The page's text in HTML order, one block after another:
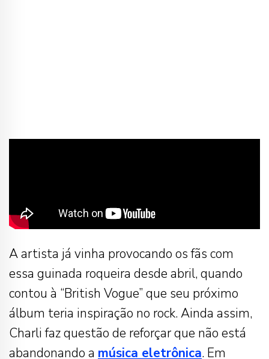
A artista já vinha provocando os fãs com
essa guinada roqueira desde abril, quando
contou à “British Vogue” que seu próximo
álbum teria inspiração no rock. Ainda assim,
Charli faz questão de reforçar que não está
abandonando a música eletrônica. Em